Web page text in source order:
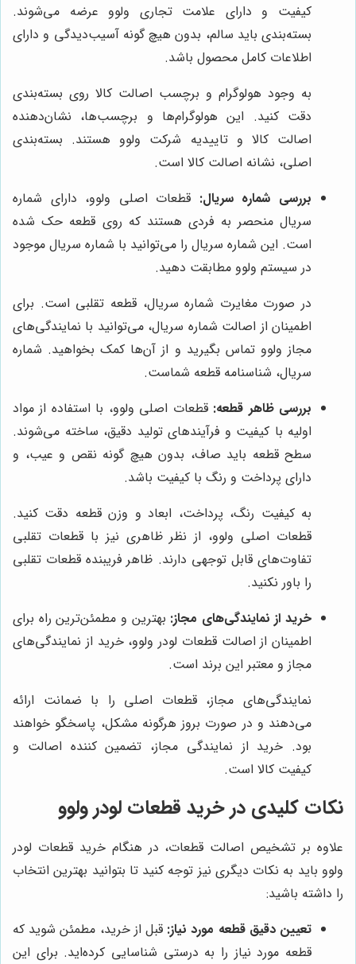
کیفیت و دارای علامت تجاری ولوو عرضه می‌شوند.
بسته‌بندی باید سالم، بدون هیچ گونه آسیب‌دیدگی و دارای
اطلاعات کامل محصول باشد.
به وجود هولوگرام و برچسب اصالت کالا روی بسته‌بندی
دقت کنید. این هولوگرام‌ها و برچسب‌ها، نشان‌دهنده
اصالت کالا و تاییدیه شرکت ولوو هستند. بسته‌بندی
اصلی، نشانه اصالت کالا است.
بررسی شماره سریال: قطعات اصلی ولوو، دارای شماره
سریال منحصر به فردی هستند که روی قطعه حک شده
است. این شماره سریال را می‌توانید با شماره سریال موجود
در سیستم ولوو مطابقت دهید.
در صورت مغایرت شماره سریال، قطعه تقلبی است. برای
اطمینان از اصالت شماره سریال، می‌توانید با نمایندگی‌های
مجاز ولوو تماس بگیرید و از آن‌ها کمک بخواهید. شماره
سریال، شناسنامه قطعه شماست.
بررسی ظاهر قطعه: قطعات اصلی ولوو، با استفاده از مواد
اولیه با کیفیت و فرآیندهای تولید دقیق، ساخته می‌شوند.
سطح قطعه باید صاف، بدون هیچ گونه نقص و عیب، و
دارای پرداخت و رنگ با کیفیت باشد.
به کیفیت رنگ، پرداخت، ابعاد و وزن قطعه دقت کنید.
قطعات اصلی ولوو، از نظر ظاهری نیز با قطعات تقلبی
تفاوت‌های قابل توجهی دارند. ظاهر فریبنده قطعات تقلبی
را باور نکنید.
خرید از نمایندگی‌های مجاز: بهترین و مطمئن‌ترین راه برای
اطمینان از اصالت قطعات لودر ولوو، خرید از نمایندگی‌های
مجاز و معتبر این برند است.
نمایندگی‌های مجاز، قطعات اصلی را با ضمانت ارائه
می‌دهند و در صورت بروز هرگونه مشکل، پاسخگو خواهند
بود. خرید از نمایندگی مجاز، تضمین کننده اصالت و
کیفیت کالا است.
نکات کلیدی در خرید قطعات لودر ولوو
علاوه بر تشخیص اصالت قطعات، در هنگام خرید قطعات لودر
ولوو باید به نکات دیگری نیز توجه کنید تا بتوانید بهترین انتخاب
را داشته باشید:
تعیین دقیق قطعه مورد نیاز: قبل از خرید، مطمئن شوید که
قطعه مورد نیاز را به درستی شناسایی کرده‌اید. برای این